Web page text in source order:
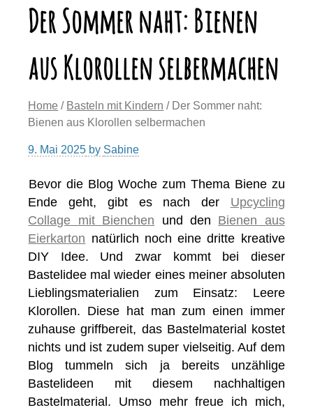
Der Sommer naht: Bienen
aus Klorollen selbermachen
Home / Basteln mit Kindern / Der Sommer naht:
Bienen aus Klorollen selbermachen
9. Mai 2025 by Sabine
Bevor die Blog Woche zum Thema Biene zu
Ende geht, gibt es nach der Upcycling
Collage mit Bienchen und den Bienen aus
Eierkarton natürlich noch eine dritte kreative
DIY Idee. Und zwar kommt bei dieser
Bastelidee mal wieder eines meiner absoluten
Lieblingsmaterialien zum Einsatz: Leere
Klorollen. Diese hat man zum einen immer
zuhause griffbereit, das Bastelmaterial kostet
nichts und ist zudem super vielseitig. Auf dem
Blog tummeln sich ja bereits unzählige
Bastelideen mit diesem nachhaltigen
Bastelmaterial. Umso mehr freue ich mich,